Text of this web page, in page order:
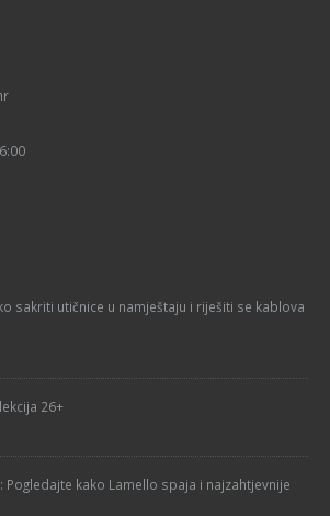
sakriti utičnice u namještaju i riješiti se kablova
26+
Pogledajte kako Lamello spaja i najzahtjevnije